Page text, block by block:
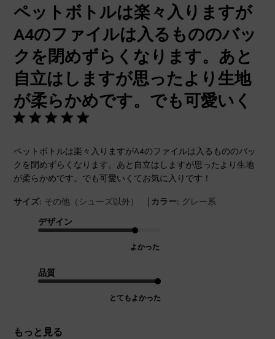
ペットボトルは楽々入りますが
A4のファイルは入るもののバッ
クを閉めずらくなります。あと
自立はしますが思ったより生地
が柔らかめです。でも可愛いく
ペットボトルは楽々入りますがA4のファイルは入るもののバッ
クを閉めずらくなります。あと自立はしますが思ったより生地
が柔らかめです。でも可愛いくてお気に入りです！
サイズ: その他（シューズ以外） | カラー: グレー系
デザイン
よかった
品質
とてもよかった
もっと見る